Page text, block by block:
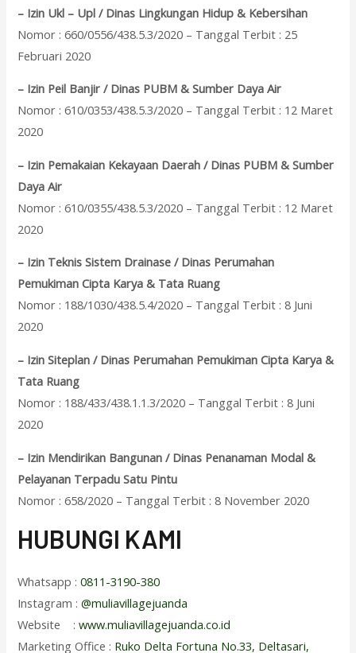
– Izin Ukl – Upl / Dinas Lingkungan Hidup & Kebersihan
Nomor : 660/0556/438.5.3/2020 – Tanggal Terbit : 25
Februari 2020
– Izin Peil Banjir / Dinas PUBM & Sumber Daya Air
Nomor : 610/0353/438.5.3/2020 – Tanggal Terbit : 12 Maret
2020
– Izin Pemakaian Kekayaan Daerah / Dinas PUBM & Sumber
Daya Air
Nomor : 610/0355/438.5.3/2020 – Tanggal Terbit : 12 Maret
2020
– Izin Teknis Sistem Drainase / Dinas Perumahan
Pemukiman Cipta Karya & Tata Ruang
Nomor : 188/1030/438.5.4/2020 – Tanggal Terbit : 8 Juni
2020
– Izin Siteplan / Dinas Perumahan Pemukiman Cipta Karya &
Tata Ruang
Nomor : 188/433/438.1.1.3/2020 – Tanggal Terbit : 8 Juni
2020
– Izin Mendirikan Bangunan / Dinas Penanaman Modal &
Pelayanan Terpadu Satu Pintu
Nomor : 658/2020 – Tanggal Terbit : 8 November 2020
HUBUNGI KAMI
Whatsapp :0811-3190-380
Instagram :@muliavillagejuanda
Website :www.muliavillagejuanda.co.id
Marketing Office : Ruko Delta Fortuna No.33, Deltasari,